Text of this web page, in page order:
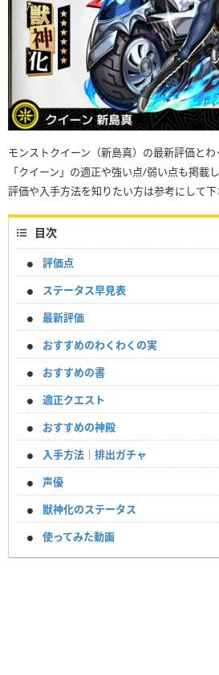
モンストクイーン（新島真）の最新評価とわ
「クイーン」の適正や強い点/弱い点も掲載
評価や入手方法を知りたい方は参考にして下
目次
評価点
ステータス早見表
最新評価
おすすめのわくわくの実
おすすめの書
適正クエスト
おすすめの神殿
入手方法｜排出ガチャ
声優
獣神化のステータス
使ってみた動画